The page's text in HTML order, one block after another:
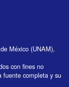
México (UNAM),
con fines no
fuente completa y su